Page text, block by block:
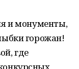
и монументы,
горожан!
где